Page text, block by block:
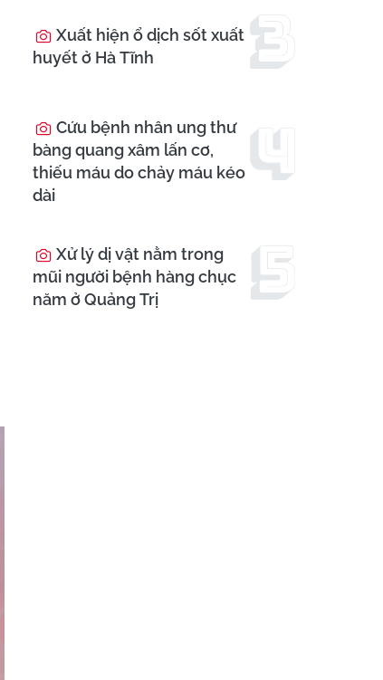
Xuất hiện ổ dịch sốt xuất
huyết ở Hà Tĩnh
Cứu bệnh nhân ung thư
bàng quang xâm lấn cơ,
thiếu máu do chảy máu kéo
dài
Xử lý dị vật nằm trong
mũi người bệnh hàng chục
năm ở Quảng Trị